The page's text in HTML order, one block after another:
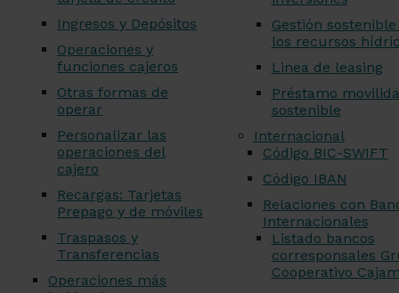
Ingresos y Depósitos
Operaciones y
funciones cajeros
Otras formas de
operar
Personalizar las
operaciones del
cajero
Recargas: Tarjetas
Prepago y de móviles
Traspasos y
Transferencias
Operaciones más
Gestión
los recursos
Linea de leasing
Préstamo
sostenible
Internacional
Código BIC-SWIFT
Código IBAN
Relaciones con
Internacionales
Listado bancos
corresponsales
Cooperativo